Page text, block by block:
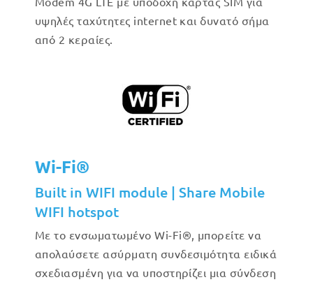
υψηλές ταχύτητες internet και δυνατό σήμα
από 2 κεραίες.
Wi-Fi®
Built in WIFI module | Share Mobile
WIFI hotspot
Με το ενσωματωμένο Wi-Fi®, μπορείτε να
απολαύσετε ασύρματη συνδεσιμότητα ειδικά
σχεδιασμένη για να υποστηρίζει μια σύνδεση